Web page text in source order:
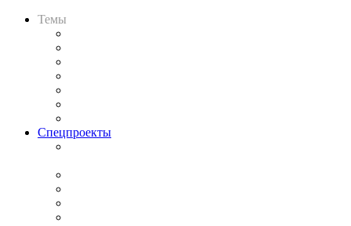
Темы
Спецпроекты